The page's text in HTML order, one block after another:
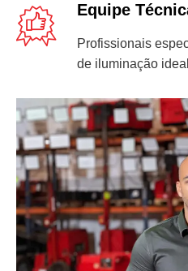
Equipe
Profissionais
de iluminação